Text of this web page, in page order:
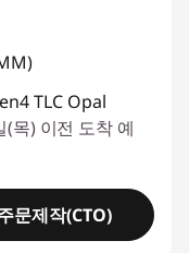
TLC Opal
목) 이전 도착 예
문제작(CTO)